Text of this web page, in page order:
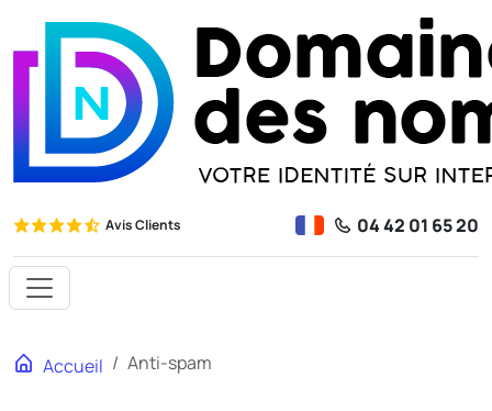
Avis Clients 04 42 01 65 20
Accueil Anti-spam